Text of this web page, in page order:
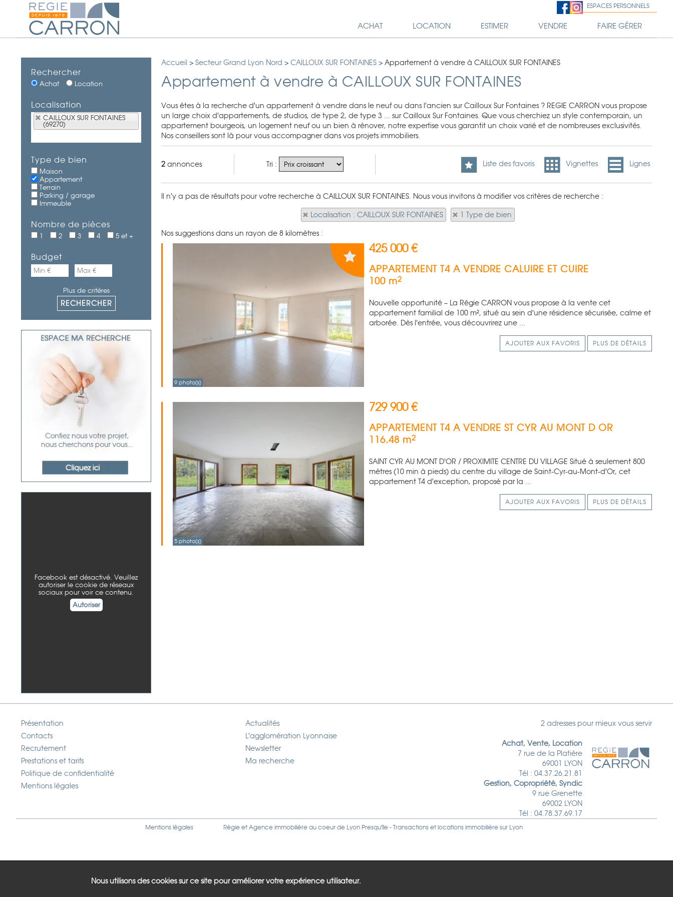
ESPACES PERSONNELS
ACHAT LOCATION ESTIMER VENDRE FAIRE GÉRER
Rechercher
Achat Location
Localisation
CAILLOUX SUR FONTAINES
(69270)
Type de bien
Maison
Appartement
Terrain
Parking / garage
Immeuble
Nombre de pièces
1 2 3 4 5 et +
Budget
Plus de critères
Facebook est désactivé. Veuillez
autoriser le cookie de réseaux
sociaux pour voir ce contenu.
Autoriser
Accueil > Secteur Grand Lyon Nord > CAILLOUX SUR FONTAINES > Appartement à vendre à CAILLOUX SUR FONTAINES
Appartement à vendre à CAILLOUX SUR FONTAINES
Vous êtes à la recherche d'un appartement à vendre dans le neuf ou dans l'ancien sur Cailloux Sur Fontaines ? REGIE CARRON vous propose
un large choix d'appartements, de studios, de type 2, de type 3 ... sur Cailloux Sur Fontaines. Que vous cherchiez un style contemporain, un
appartement bourgeois, un logement neuf ou un bien à rénover, notre expertise vous garantit un choix varié et de nombreuses exclusivités.
Nos conseillers sont là pour vous accompagner dans vos projets immobiliers.
2 annonces Tri : Liste des favoris Vignettes Lignes
Il n'y a pas de résultats pour votre recherche à CAILLOUX SUR FONTAINES. Nous vous invitons à modifier vos critères de recherche :
Localisation : CAILLOUX SUR FONTAINES 1 Type de bien
Nos suggestions dans un rayon de 8 kilomètres :
9 photo(s)
425 000 €
APPARTEMENT T4 A VENDRE CALUIRE ET CUIRE
100 m2
Nouvelle opportunité – La Régie CARRON vous propose à la vente cet
appartement familial de 100 m², situé au sein d'une résidence sécurisée, calme et
arborée. Dès l'entrée, vous découvrirez une ...
AJOUTER AUX FAVORIS PLUS DE DÉTAILS
5 photo(s)
729 900 €
APPARTEMENT T4 A VENDRE ST CYR AU MONT D OR
116.48 m2
SAINT CYR AU MONT D'OR / PROXIMITE CENTRE DU VILLAGE Situé à seulement 800
mètres (10 min à pieds) du centre du village de Saint-Cyr-au-Mont-d'Or, cet
appartement T4 d'exception, proposé par la ...
AJOUTER AUX FAVORIS PLUS DE DÉTAILS
Présentation
Contacts
Recrutement
Prestations et tarifs
Politique de confidentialité
Mentions légales
Actualités
L'agglomération Lyonnaise
Newsletter
Ma recherche
2 adresses pour mieux vous servir
Achat, Vente, Location
7 rue de la Platière
69001 LYON
Tél : 04.37.26.21.81
Gestion, Copropriété, Syndic
9 rue Grenette
69002 LYON
Tél : 04.78.37.69.17
Mentions légales Régie et Agence immobilière au coeur de Lyon Presqu'île - Transactions et locations immobilière sur Lyon
Nous utilisons des cookies sur ce site pour améliorer votre expérience utilisateur.